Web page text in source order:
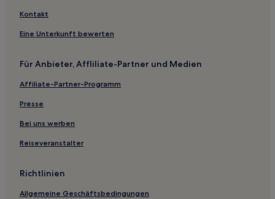
Kontakt
Eine Unterkunft bewerten
Für Anbieter, Affliliate-Partner und Medien
Affiliate-Partner-Programm
Presse
Bei uns werben
Reiseveranstalter
Richtlinien
Allgemeine Geschäftsbedingungen